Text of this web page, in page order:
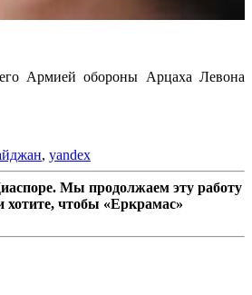
Армией обороны Арцаха Левона
, yandex
Мы продолжаем эту работу
хотите, чтобы «Еркрамас»